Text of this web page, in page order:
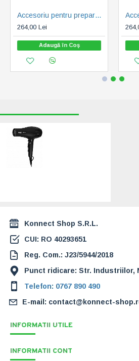
Accesoriu pentru prepararea pastelor de casa Fetuccine ECG FORZA 5000-7000
264,00 Lei
Adaugă în Coş
Konnect Shop S.R.L.
CUI: RO 40293651
Reg. Com.: J23/5944/2018
Punct ridicare: Str. Industriilor,
Telefon: 0767 890 490
E-mail: contact@konnect-
INFORMATII UTILE
INFORMATII CONT